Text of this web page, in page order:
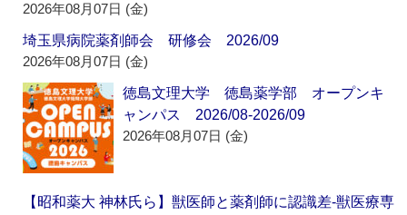
2026年08月07日 (金)
埼玉県病院薬剤師会 研修会 2026/09
2026年08月07日 (金)
徳島文理大学 徳島薬学部 オープンキ
ャンパス 2026/08-2026/09
2026年08月07日 (金)
【昭和薬大 神林氏ら】獣医師と薬剤師に認識差‐獣医療専